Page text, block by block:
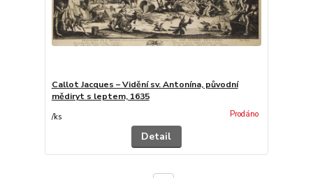
Callot Jacques – Vidění sv. Antonína, původní
mědiryt s leptem, 1635
/ks Prodáno
Detail